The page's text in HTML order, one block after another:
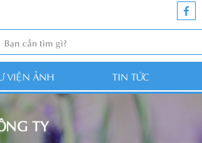
VIỆN ẢNH TIN TỨC
TY